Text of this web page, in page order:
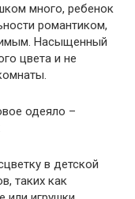
много, ребенок
романтиком,
Насыщенный
цвета и не
одеяло –
в детской
таких как